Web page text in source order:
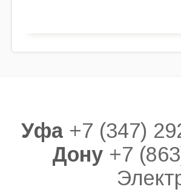
Уфа +7 (347)
Дону +7